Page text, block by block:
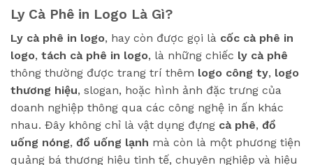
Ly Cà Phê in Logo Là Gì?
Ly cà phê in logo, hay còn được gọi là cốc cà phê in
logo, tách cà phê in logo, là những chiếc ly cà phê
thông thường được trang trí thêm logo công ty, logo
thương hiệu, slogan, hoặc hình ảnh đặc trưng của
doanh nghiệp thông qua các công nghệ in ấn khác
nhau. Đây không chỉ là vật dụng đựng cà phê, đồ
uống nóng, đồ uống lạnh mà còn là một phương tiện
quảng bá thương hiệu tinh tế, chuyên nghiệp và hiệu